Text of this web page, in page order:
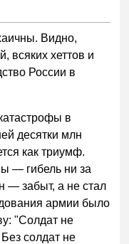
Видно,
всяких хеттов и
России в
в
десятки млн
как триумф.
— гибель ни за
— забыт, а не стал
армии было
"Солдат не
солдат не